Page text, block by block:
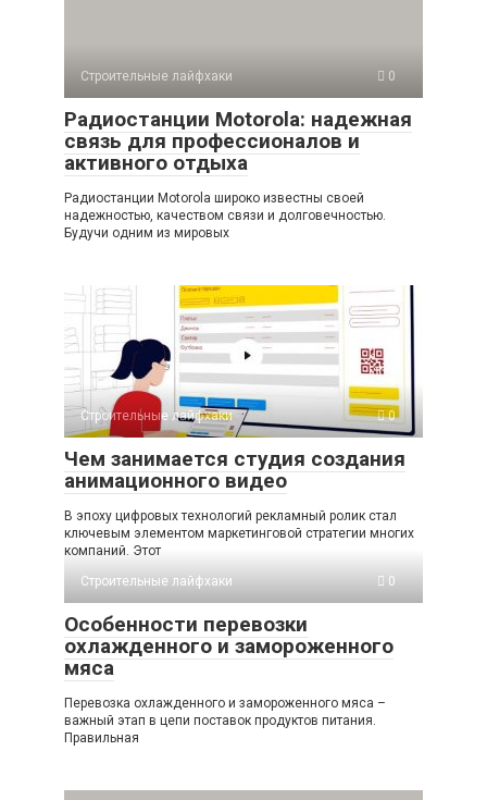
Строительные лайфхаки 0
Радиостанции Motorola: надежная
связь для профессионалов и
активного отдыха
Радиостанции Motorola широко известны своей
надежностью, качеством связи и долговечностью.
Будучи одним из мировых
Строительные лайфхаки 0
Чем занимается студия создания
анимационного видео
В эпоху цифровых технологий рекламный ролик стал
ключевым элементом маркетинговой стратегии многих
компаний. Этот
Строительные лайфхаки
0
Особенности перевозки
охлажденного и замороженного
мяса
Перевозка охлажденного и замороженного мяса –
важный этап в цепи поставок продуктов питания.
Правильная